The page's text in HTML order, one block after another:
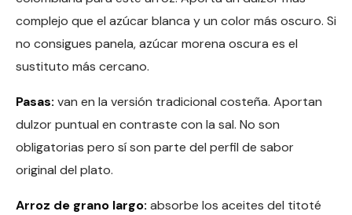
complejo que el azúcar blanca y un color más oscuro. Si
no consigues panela, azúcar morena oscura es el
sustituto más cercano.
Pasas: van en la versión tradicional costeña. Aportan
dulzor puntual en contraste con la sal. No son
obligatorias pero sí son parte del perfil de sabor
original del plato.
Arroz de grano largo: absorbe los aceites del titoté